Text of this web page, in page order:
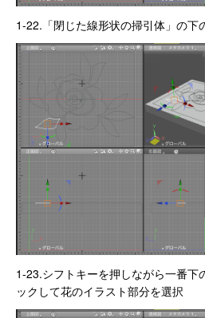
1-22.「閉じた線形状の掃引体」の下
1-23.シフトキーを押しながら一番下
ックして花のイラスト部分を選択